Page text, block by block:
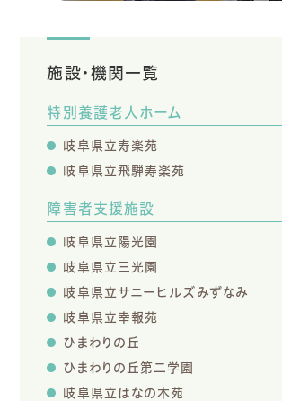
施設・機関一覧
特別養護老人ホーム
岐阜県立寿楽苑
岐阜県立飛騨寿楽苑
障害者支援施設
岐阜県立陽光園
岐阜県立三光園
岐阜県立サニーヒルズみずなみ
岐阜県立幸報苑
ひまわりの丘
ひまわりの丘第二学園
岐阜県立はなの木苑